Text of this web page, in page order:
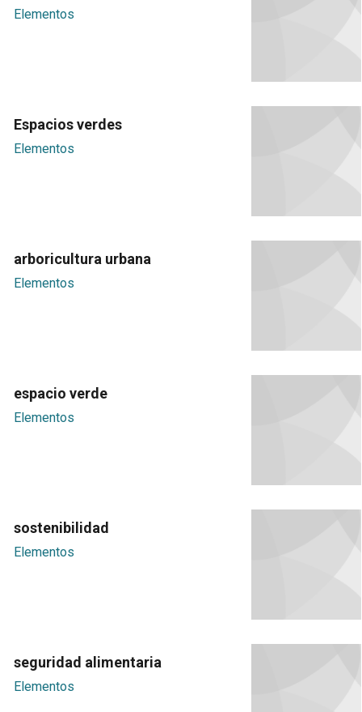
Elementos
Espacios verdes
Elementos
arboricultura urbana
Elementos
espacio verde
Elementos
sostenibilidad
Elementos
seguridad alimentaria
Elementos